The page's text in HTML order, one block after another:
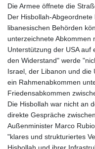
Die Armee öffnete die
Der Hisbollah-
libanesischen Behörden
unterzeichnete Abkommen
Unterstützung der USA
den Widerstand" werde
Israel, der Libanon und die
ein Rahmenabkommen
Friedensabkommen
Die Hisbollah war nicht an
direkte Gespräche
Außenminister Marco
"klares und strukturiertes